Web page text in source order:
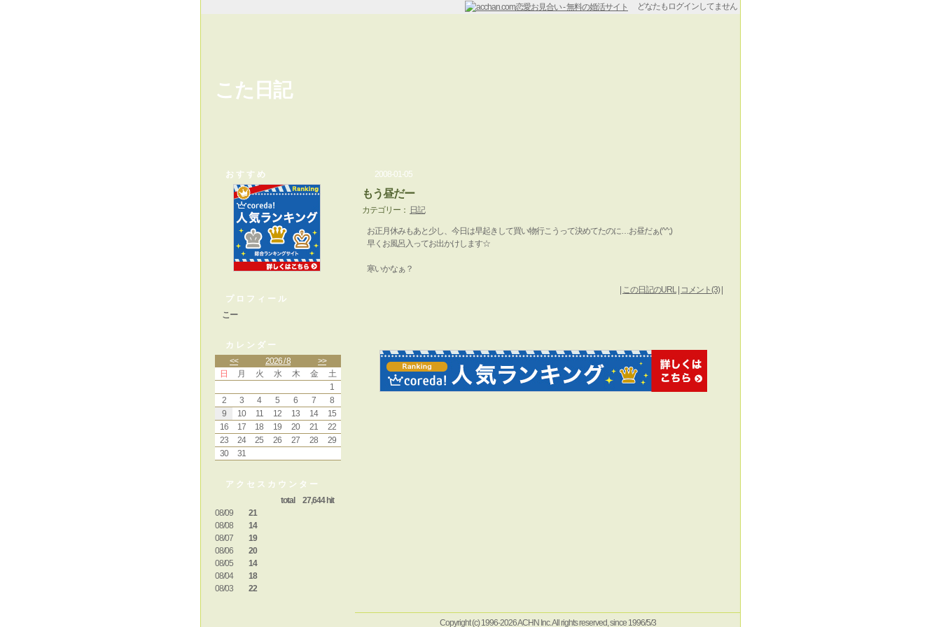
どなたもログインしてません
こた日記
おすすめ
プロフィール
こー
カレンダー
<<
2026 / 8
>>
日
月 火 水 木 金
土
1
2
3 4 5 6 7
8
9
10 11 12 13 14
15
16
17 18 19 20 21
22
23
24 25 26 27 28
29
30
31
アクセスカウンター
total 27,644 hit
08/09
21
08/08
14
08/07
19
08/06
20
08/05
14
08/04
18
08/03
22
2008-01-05
もう昼だー
カテゴリー： 日記
お正月休みもあと少し、今日は早起きして買い物行こうって決めてたのに…お昼だぁ(^^;)
早くお風呂入ってお出かけします☆
寒いかなぁ？
この日記のURL| コメント(3)|
Copyright (c) 1996-2026 ACHN Inc. All rights reserved, since 1996/5/3